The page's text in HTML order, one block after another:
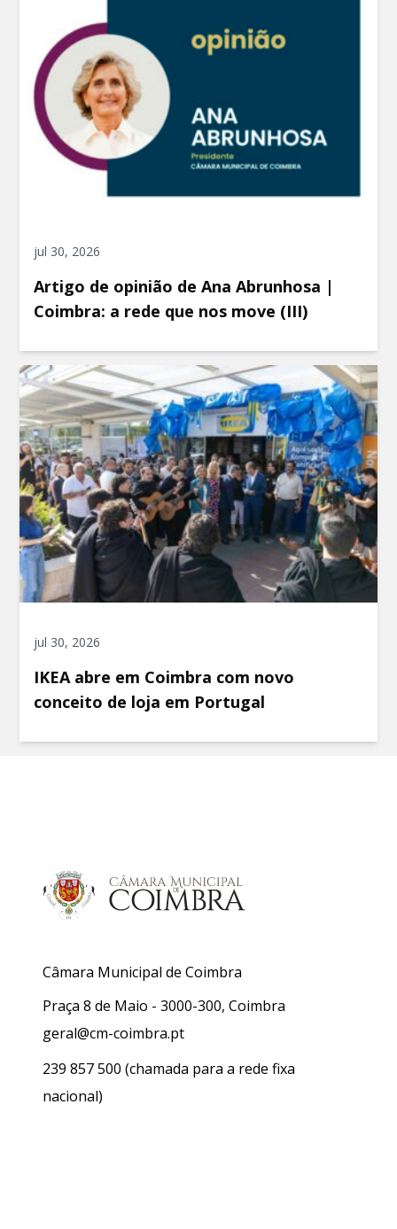
jul 30, 2026
Artigo de opinião de Ana Abrunhosa |
Coimbra: a rede que nos move (III)
jul 30, 2026
IKEA abre em Coimbra com novo
conceito de loja em Portugal
Câmara Municipal de Coimbra
Praça 8 de Maio - 3000-300, Coimbra
geral@cm-coimbra.pt
239 857 500 (chamada para a rede fixa
nacional)